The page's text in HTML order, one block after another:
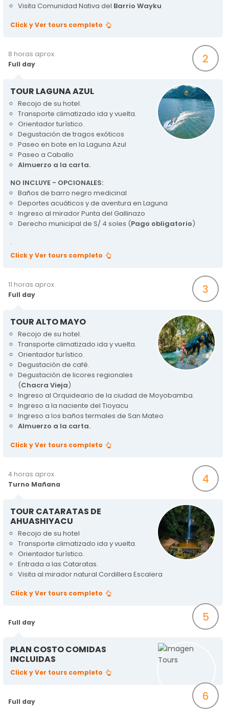
Visita Comunidad Nativa del Barrio Wayku
Click y Ver tours completo
8 horas aprox.
Full day
2
TOUR LAGUNA AZUL
Recojo de su hotel.
Transporte climatizado ida y vuelta.
Orientador turístico.
Degustación de tragos exóticos
Paseo en bote en la Laguna Azul
Paseo a Caballo
Almuerzo a la carta.
NO INCLUYE - OPCIONALES:
Baños de barro negro medicinal
Deportes acuáticos y de aventura en Laguna
Ingreso al mirador Punta del Gallinazo
Derecho municipal de S/ 4 soles (Pago obligatorio)
.
Click y Ver tours completo
11 horas aprox.
Full day
3
TOUR ALTO MAYO
Recojo de su hotel.
Transporte climatizado ida y vuelta.
Orientador turístico.
Degustación de café.
Degustación de licores regionales
(Chacra Vieja)
Ingreso al Orquideario de la ciudad de Moyobamba.
Ingreso a la naciente del Tioyacu
Ingreso a los baños termales de San Mateo
Almuerzo a la carta.
Click y Ver tours completo
4 horas aprox.
Turno Mañana
4
TOUR CATARATAS DE
AHUASHIYACU
Recojo de su hotel
Transporte climatizado ida y vuelta.
Orientador turístico.
Entrada a las Cataratas.
Visita al mirador natural Cordillera Escalera
Click y Ver tours completo
Full day 5
PLAN COSTO COMIDAS
INCLUIDAS
Click y Ver tours completo
Full day 6